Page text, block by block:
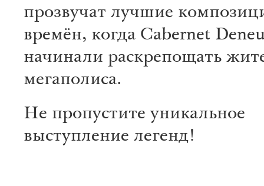
прозвучат лучшие
времён, когда Cabernet
начинали раскрепощать
мегаполиса.
Не пропустите уникальное
выступление легенд!